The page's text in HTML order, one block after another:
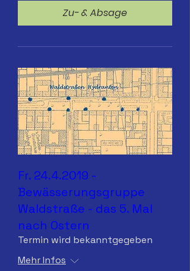
Zu- & Absage
Fr. 24.4.2019 -
Bewässerungsgruppe
Waldstraße - das 5. Mal
nach Ostern
Termin wird bekanntgegeben
Mehr Infos